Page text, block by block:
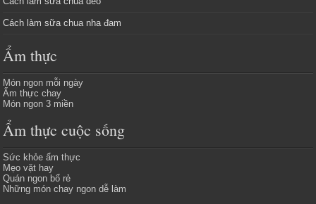
Cách làm sữa chua nha đam
Ẩm thực
Món ngon mỗi ngày
Ẩm thực chay
Món ngon 3 miền
Ẩm thực cuộc sống
Sức khỏe ẩm thực
Mẹo vặt hay
Quán ngon bổ rẻ
Những món chay ngon dễ làm